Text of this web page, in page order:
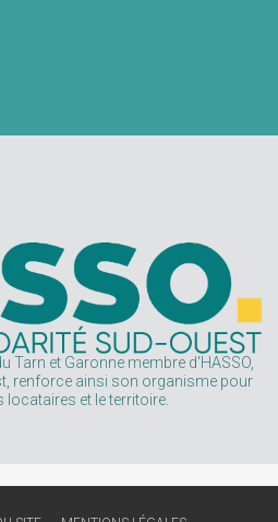
Tarn et Garonne membre d'HASSO,
renforce ainsi son organisme pour
locataires et le territoire.